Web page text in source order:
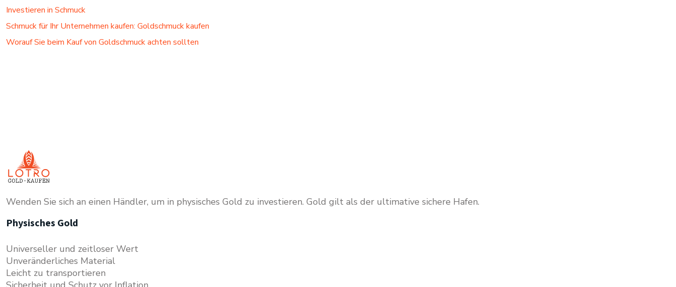
Investieren in Schmuck
Schmuck für Ihr Unternehmen kaufen: Goldschmuck kaufen
Worauf Sie beim Kauf von Goldschmuck achten sollten
Wenden Sie sich an einen Händler, um in physisches Gold zu investieren. Gold gilt als der ultimative sichere Hafen.
Physisches Gold
Universeller und zeitloser Wert
Unveränderliches Material
Leicht zu transportieren